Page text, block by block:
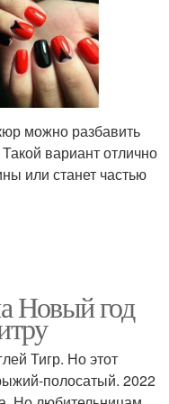
можно разбавить
вариант отлично
или станет частью
Новый год
Тигр. Но этот
полосатый. 2022